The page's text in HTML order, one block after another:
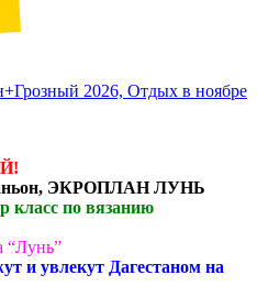
2026, Отдых в ноябре
ЭКРОПЛАН ЛУНЬ
класс по вязанию
“Лунь”
и увлекут Дагестаном на